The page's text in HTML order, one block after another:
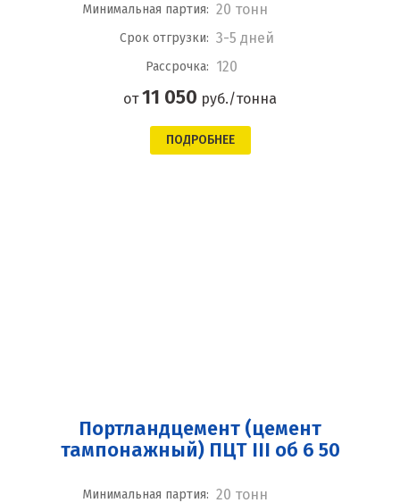
Минимальная партия: 20 тонн
Срок отгрузки: 3-5 дней
Рассрочка: 120
от11 050 руб./тонна
ПОДРОБНЕЕ
Портландцемент (цемент
тампонажный) ПЦТ III об 6 50
Минимальная партия: 20 тонн